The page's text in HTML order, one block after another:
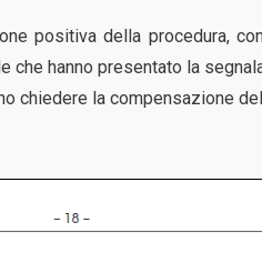
positiva della procedura,
che hanno presentato la
chiedere la compensazione